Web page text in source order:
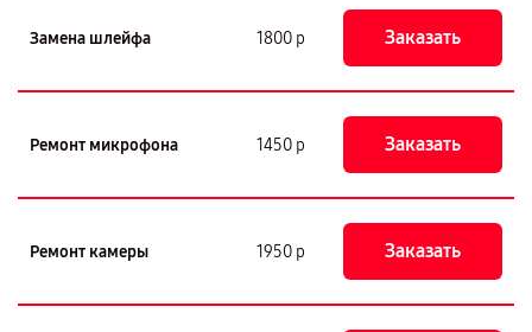
Замена шлейфа 1800 р Заказать
Ремонт микрофона 1450 р Заказать
Ремонт камеры 1950 р Заказать